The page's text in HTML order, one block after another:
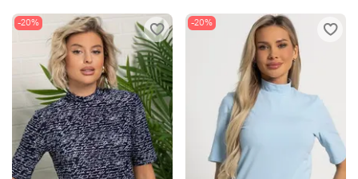
-20% -20%